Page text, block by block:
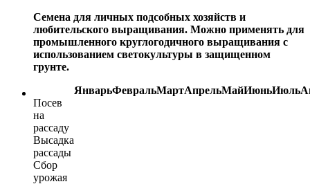
Семена для личных подсобных хозяйств и
любительского выращивания. Можно применять для
промышленного круглогодичного выращивания с
использованием светокультуры в защищенном
грунте.
ЯнварьФевральМартАпрельМайИюньИюль
Посев
на
рассаду
Высадка
рассады
Сбор
урожая